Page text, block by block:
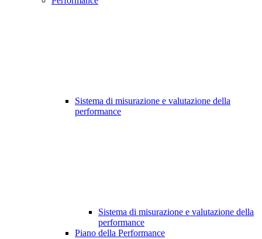
Sistema di misurazione e valutazione della
performance
Sistema di misurazione e valutazione della
performance
Piano della Performance